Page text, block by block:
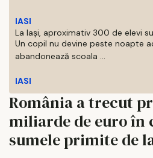
IASI
La Iași, aproximativ 300 de elevi
Un copil nu devine peste noapte
abandonează scoala ...
IASI
România a trecut
miliarde de euro în
sumele primite de